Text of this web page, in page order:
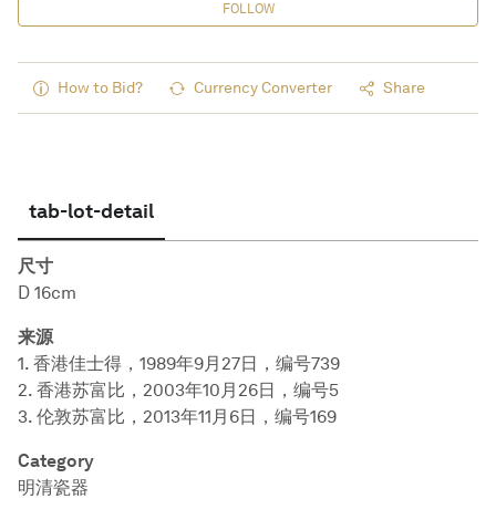
FOLLOW
How to Bid? Currency Converter Share
tab-lot-detail
尺寸
D 16cm
来源
1. 香港佳士得，1989年9月27日，编号739
2. 香港苏富比，2003年10月26日，编号5
3. 伦敦苏富比，2013年11月6日，编号169
Category
明清瓷器